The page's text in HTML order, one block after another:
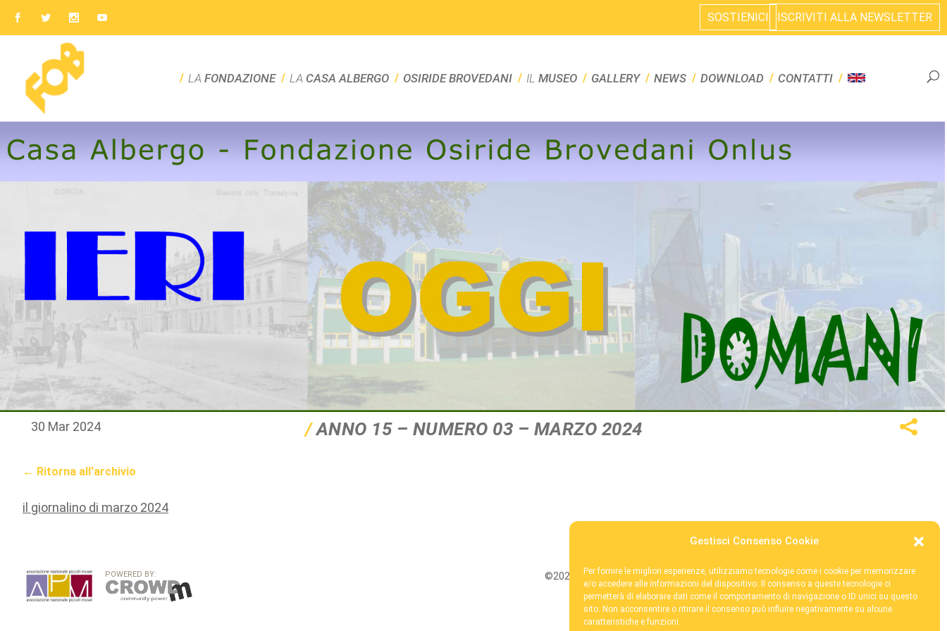
Gestisci Consenso Cookie
Per fornire le migliori esperienze, utilizziamo tecnologie come i cookie per memorizzare
e/o accedere alle informazioni del dispositivo. Il consenso a queste tecnologie ci
permetterà di elaborare dati come il comportamento di navigazione o ID unici su questo
sito. Non acconsentire o ritirare il consenso può influire negativamente su alcune
caratteristiche e funzioni.
SOSTIENICI ISCRIVITI ALLA NEWSLETTER
LA FONDAZIONE LA CASA ALBERGO OSIRIDE BROVEDANI IL MUSEO GALLERY NEWS DOWNLOAD CONTATTI
ANNO 15 – NUMERO 03 – MARZO 2024
30 Mar 2024
← Ritorna all'archivio
il giornalino di marzo 2024
POWERED BY: ©2026 / Fondazione Brovedani Ets - C.F. 80008930325 / segr@fondazionebrovedani.it